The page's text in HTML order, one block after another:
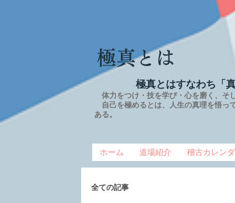
極真とは
極真とはすなわち「
体力をつけ・技を学び・心を磨く、そ
自己を極めるとは、
人生の真理を悟っ
ある。
ホーム 道場紹介 稽古カレン
全ての記事